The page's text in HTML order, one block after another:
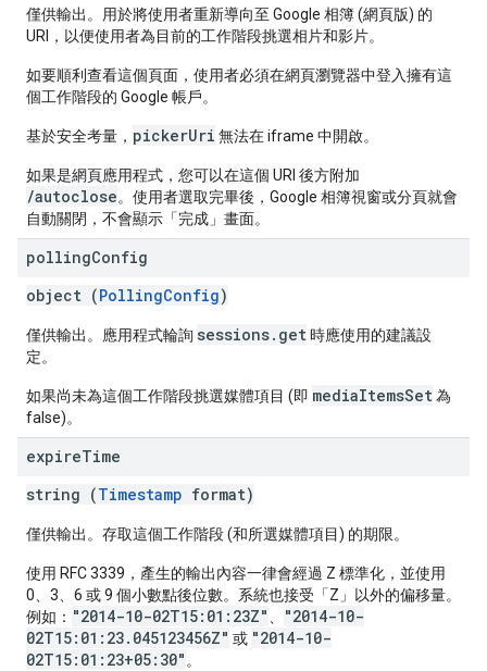
僅供輸出。用於將使用者重新導向至 Google 相簿 (網頁版) 的
URI，以便使用者為目前的工作階段挑選相片和影片。
如要順利查看這個頁面，使用者必須在網頁瀏覽器中登入擁有這
個工作階段的 Google 帳戶。
基於安全考量， pickerUri 無法在 iframe 中開啟。
如果是網頁應用程式，您可以在這個 URI 後方附加
/autoclose。使用者選取完畢後，Google 相簿視窗或分頁就會
自動關閉，不會顯示「完成」畫面。
pollingConfig
object (PollingConfig)
僅供輸出。應用程式輪詢 sessions.get時應使用的建議設
定。
如果尚未為這個工作階段挑選媒體項目 (即 mediaItemsSet為
false)。
expireTime
string (Timestamp format)
僅供輸出。存取這個工作階段 (和所選媒體項目) 的期限。
使用 RFC 3339，產生的輸出內容一律會經過 Z 標準化，並使用
0、3、6 或 9 個小數點後位數。系統也接受「Z」以外的偏移量。
例如： "2014-10-02T15:01:23Z"
"2014-10-
02T15:01:23.045123456Z" 或 "2014-10-
02T15:01:23+05:30" 。